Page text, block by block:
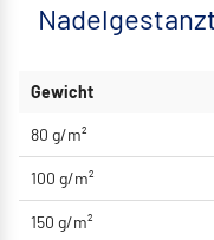
Gewicht
80 g/m²
100 g/m²
150 g/m²